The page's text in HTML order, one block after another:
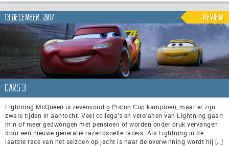
13 december, 2017 Review
Cars 3
Lightning McQueen is zevenvoudig Piston Cup kampioen, maar er zijn
zware tijden in aantocht. Veel collega’s en veteranen van Lightning gaan
min of meer gedwongen met pensioen of worden onder druk vervangen
door een nieuwe generatie razendsnelle racers. Als Lightning in de
laatste race van het seizoen op jacht is naar de overwinning wordt hij […]